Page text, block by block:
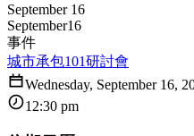
September 16
September16
事件
城市承包101研討會
Wednesday, September 16,
12:30 pm